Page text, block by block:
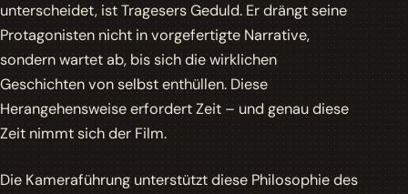
unterscheidet, ist Tragesers Geduld. Er drängt seine
Protagonisten nicht in vorgefertigte Narrative,
sondern wartet ab, bis sich die wirklichen
Geschichten von selbst enthüllen. Diese
Herangehensweise erfordert Zeit – und genau diese
Zeit nimmt sich der Film.
Die Kameraführung unterstützt diese Philosophie des